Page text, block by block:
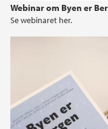
Webinar om Byen er
Se webinaret her.